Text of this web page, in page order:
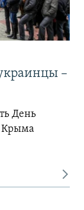
–
День
Крыма